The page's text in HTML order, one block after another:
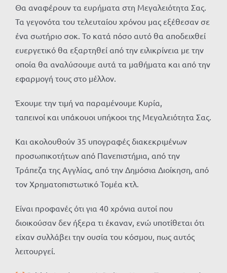
Θα αναφέρουν τα ευρήματα στη Μεγαλειότητα Σας.
Τα γεγονότα του τελευταίου χρόνου μας εξέθεσαν σε
ένα σωτήριο σοκ. Το κατά πόσο αυτό θα αποδειχθεί
ευεργετικό θα εξαρτηθεί από την ειλικρίνεια με την
οποία θα αναλύσουμε αυτά τα μαθήματα και από την
εφαρμογή τους στο μέλλον.
Έχουμε την τιμή να παραμένουμε Κυρία,
ταπεινοί και υπάκουοι υπήκοοι της Μεγαλειότητα Σας.
Και ακολουθούν 35 υπογραφές διακεκριμένων
προσωπικοτήτων από Πανεπιστήμια, από την
Τράπεζα της Αγγλίας, από την Δημόσια Διοίκηση, από
τον Χρηματοπιστωτικό Τομέα κτλ.
Είναι προφανές ότι για 40 χρόνια αυτοί που
διοικούσαν δεν ήξερα τι έκαναν, ενώ υποτίθεται ότι
είχαν συλλάβει την ουσία του κόσμου, πως αυτός
λειτουργεί.